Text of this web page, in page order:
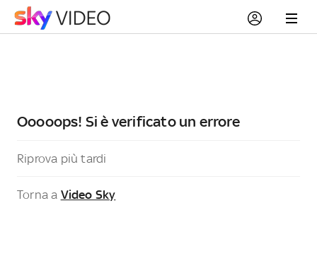
Ooooops! Si è verificato un errore
Riprova più tardi
Torna a Video Sky